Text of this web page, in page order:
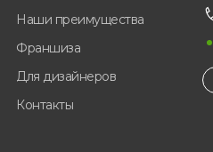
Наши преимущества
Франшиза
Контакты
Для дизайнеров